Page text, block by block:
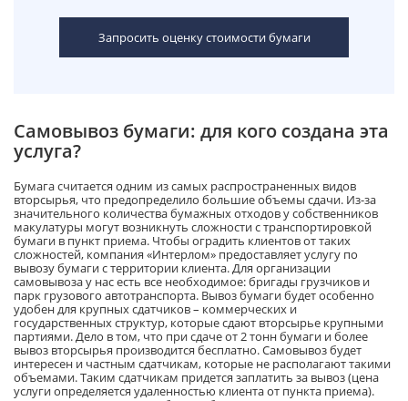
Запросить оценку стоимости бумаги
Самовывоз бумаги: для кого создана эта
услуга?
Бумага считается одним из самых распространенных видов
вторсырья, что предопределило большие объемы сдачи. Из-за
значительного количества бумажных отходов у собственников
макулатуры могут возникнуть сложности с транспортировкой
бумаги в пункт приема. Чтобы оградить клиентов от таких
сложностей, компания «Интерлом» предоставляет услугу по
вывозу бумаги с территории клиента. Для организации
самовывоза у нас есть все необходимое: бригады грузчиков и
парк грузового автотранспорта. Вывоз бумаги будет особенно
удобен для крупных сдатчиков – коммерческих и
государственных структур, которые сдают вторсырье крупными
партиями. Дело в том, что при сдаче от 2 тонн бумаги и более
вывоз вторсырья производится бесплатно. Самовывоз будет
интересен и частным сдатчикам, которые не располагают такими
объемами. Таким сдатчикам придется заплатить за вывоз (цена
услуги определяется удаленностью клиента от пункта приема).